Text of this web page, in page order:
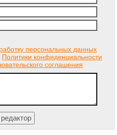
персональных данных
Политики конфиденциальности
соглашения